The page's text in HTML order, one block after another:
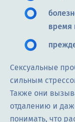
время
Сексуальные
сильным
Также они
отдалению и
понимать, что